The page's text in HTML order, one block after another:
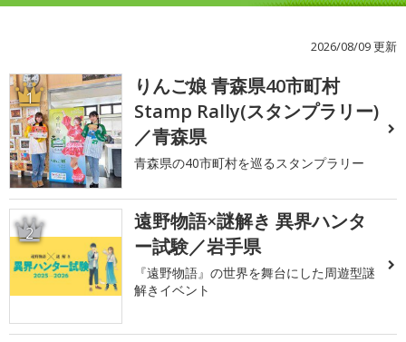
2026/08/09 更新
1
りんご娘 青森県40市町村
Stamp Rally(スタンプラリー)
／青森県
青森県の40市町村を巡るスタンプラリー
2
遠野物語×謎解き 異界ハンタ
ー試験／岩手県
『遠野物語』の世界を舞台にした周遊型謎
解きイベント